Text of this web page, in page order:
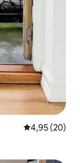
4,95 de uma
4,95 (20)